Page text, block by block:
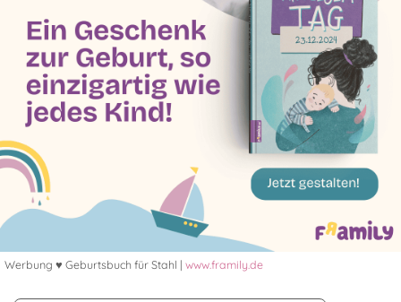
Werbung ♥ Geburtsbuch für Stahl | www.framily.de